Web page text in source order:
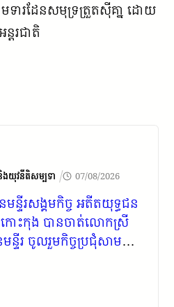
មទារដែនសមុទ្រត្រួតស៊ីគា្ន ដោយ
តរជាតិ
ងយុវនីតិសម្បទា / 07/08/2026
ន្ទីរសង្គមកិច្ច អតីតយុទ្ធជន
កោះកុង បានចាត់លោកស្រី
ទីរ ចូលរួមកិច្ចប្រជុំសាមញ្ញ
. ខេត្ត ឆ្នាំ២០២៦